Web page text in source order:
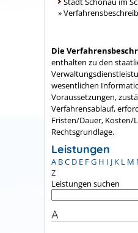
»
Die
enthalten zu den
wesentlichen
Voraussetzungen,
Verfahrensablauf,
Fristen/Dauer, Kosten/
Rechtsgrundlage.
Leistungen
A BC D E FG H I J K L M
Z
Leistungen suchen
A